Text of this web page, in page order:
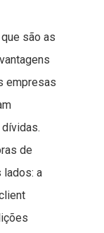
são as
empresas
de
lados: a